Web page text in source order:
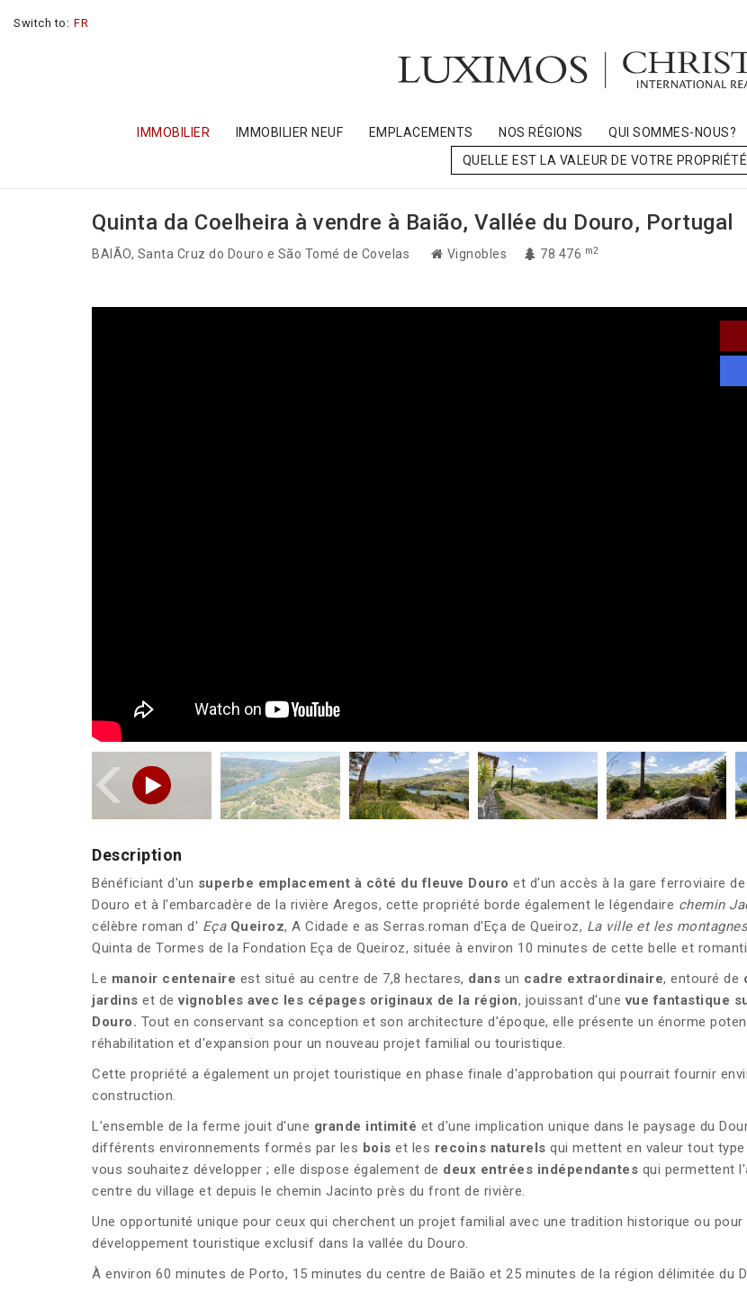
Switch to: FR
IMMOBILIER IMMOBILIER NEUF EMPLACEMENTS NOS RÉGIONS QUI SOMMES-NOUS?
QUELLE EST LA VALEUR DE VOTRE PROPRIÉTÉ
Quinta da Coelheira à vendre à Baião, Vallée du Douro, Portugal
BAIÃO, Santa Cruz do Douro e São Tomé de Covelas Vignobles 78 476 m2
Description
Bénéficiant d'un superbe emplacement à côté du fleuve Douro et d'un accès à la gare ferroviaire de
Douro et à l'embarcadère de la rivière Aregos, cette propriété borde également le légendaire chemin
célèbre roman d' EçaQueiroz, A Cidade e as Serras.roman d'Eça de Queiroz, La ville et les montagnes
Quinta de Tormes de la Fondation Eça de Queiroz, située à environ 10 minutes de cette belle et
Le manoir centenaire est situé au centre de 7,8 hectares, dans un cadre extraordinaire, entouré de
jardins et de vignobles avec les cépages originaux de la région, jouissant d'unevue fantastique
Douro. Tout en conservant sa conception et son architecture d'époque, elle présente un énorme
réhabilitation et d'expansion pour un nouveau projet familial ou touristique.
Cette propriété a également un projet touristique en phase finale d'approbation qui pourrait fournir
construction.
L'ensemble de la ferme jouit d'une grande intimité et d'une implication unique dans le paysage du
différents environnements formés par les bois et les recoins naturels qui mettent en valeur tout
vous souhaitez développer ; elle dispose également de deux entrées indépendantes qui permettent
centre du village et depuis le chemin Jacinto près du front de rivière.
Une opportunité unique pour ceux qui cherchent un projet familial avec une tradition historique ou pour
développement touristique exclusif dans la vallée du Douro.
À environ 60 minutes de Porto, 15 minutes du centre de Baião et 25 minutes de la région délimitée du